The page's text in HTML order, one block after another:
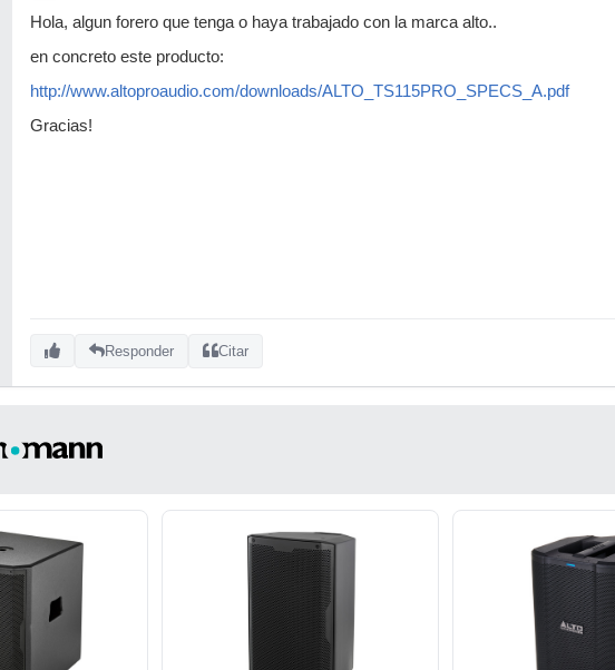
Hola, algun forero que tenga o haya trabajado con la marca alto..
en concreto este producto:
http://www.altoproaudio.com/downloads/ALTO_TS115PRO_SPECS_A.pdf
Gracias!
Responder Citar